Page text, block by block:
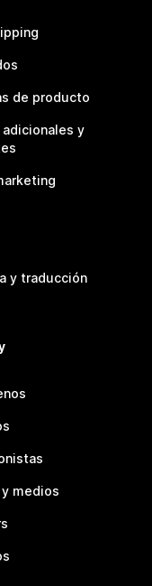
de producto
adicionales y
y traducción
y medios